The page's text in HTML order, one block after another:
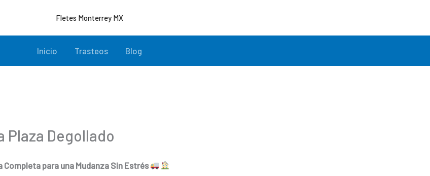
Fletes Monterrey MX
Inicio Trasteos Blog
Plaza Degollado
Completa para una Mudanza Sin Estrés